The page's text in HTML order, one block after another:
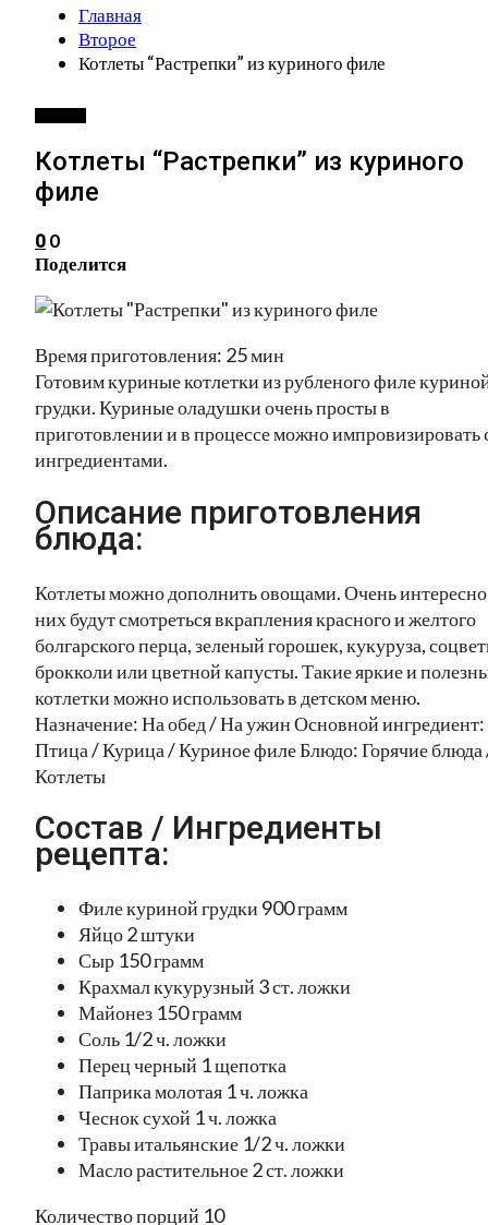
Главная
Второе
Котлеты “Растрепки” из куриного филе
Котлеты “Растрепки” из куриного
филе
0 0
Поделится
Время приготовления: 25 мин
Готовим куриные котлетки из рубленого филе
грудки. Куриные оладушки очень просты в
приготовлении и в процессе можно импровизировать
ингредиентами.
Описание приготовления
блюда:
Котлеты можно дополнить овощами. Очень
них будут смотреться вкрапления красного и желтого
болгарского перца, зеленый горошек, кукуруза,
брокколи или цветной капусты. Такие яркие и
котлетки можно использовать в детском меню.
Назначение: На обед / На ужин Основной ингредиент:
Птица / Курица / Куриное филе Блюдо: Горячие блюда
Котлеты
Состав / Ингредиенты
рецепта:
Филе куриной грудки 900 грамм
Яйцо 2 штуки
Сыр 150 грамм
Крахмал кукурузный 3 ст. ложки
Майонез 150 грамм
Соль 1/2 ч. ложки
Перец черный 1 щепотка
Паприка молотая 1 ч. ложка
Чеснок сухой 1 ч. ложка
Травы итальянские 1/2 ч. ложки
Масло растительное 2 ст. ложки
Количество порций 10